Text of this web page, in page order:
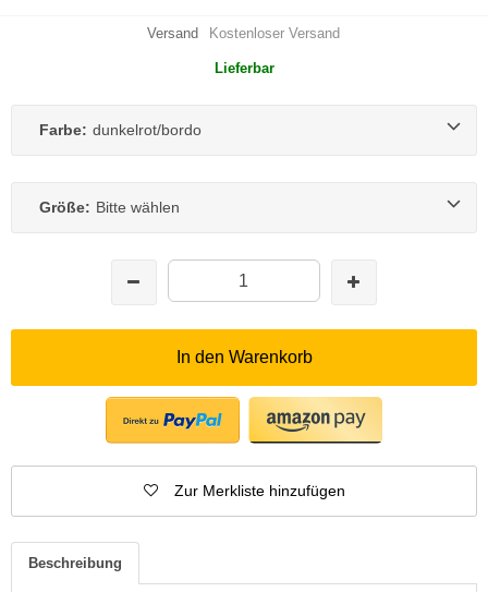
Versand Kostenloser Versand
Lieferbar
Farbe: dunkelrot/bordo
Größe: Bitte wählen
In den Warenkorb
Zur Merkliste hinzufügen
Beschreibung